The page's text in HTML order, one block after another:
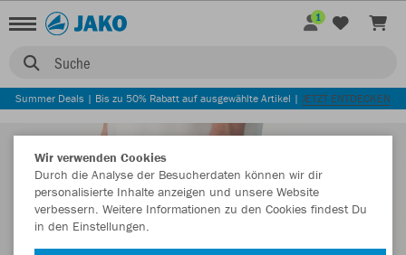
Suche
1
Summer Deals | Bis zu 50% Rabatt auf ausgewählte Artikel | JETZT ENTDECKEN
Wir verwenden Cookies
Durch die Analyse der Besucherdaten können wir dir
personalisierte Inhalte anzeigen und unsere Website
verbessern. Weitere Informationen zu den Cookies findest Du
in den Einstellungen.